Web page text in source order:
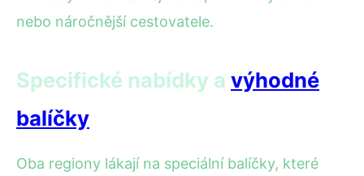
nebo náročnější cestovatele.
Specifické nabídky a výhodné
balíčky
Oba regiony lákají na speciální balíčky, které